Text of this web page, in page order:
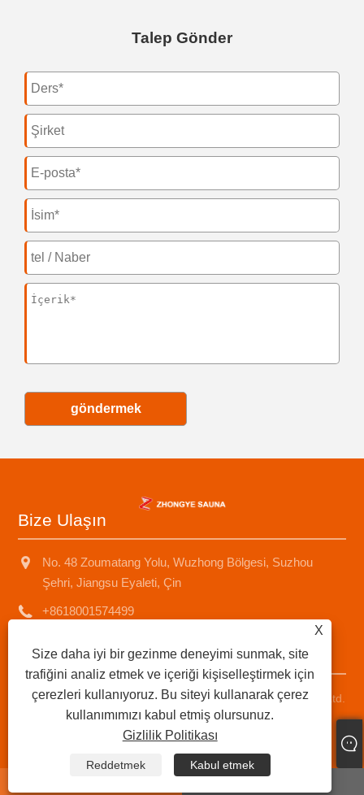
Talep Gönder
göndermek
Bize Ulaşın
No. 48 Zoumatang Yolu, Wuzhong Bölgesi, Suzhou
Şehri, Jiangsu Eyaleti, Çin
+8618001574499
Telif Hakkı © 2025 Suzhou Zhongye Sauna Equipment Co., Ltd.
Tüm Hakları Saklıdır.
Sitemap| RSS| XML|
X
Size daha iyi bir gezinme deneyimi sunmak, site
trafiğini analiz etmek ve içeriği kişiselleştirmek için
çerezleri kullanıyoruz. Bu siteyi kullanarak çerez
kullanımımızı kabul etmiş olursunuz.
Gizlilik Politikası
Reddetmek Kabul etmek